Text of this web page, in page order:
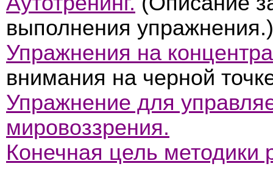
выполнения упражнения.)
Упражнения на
внимания на черной
Упражнение для
мировоззрения.
Конечная цель методики